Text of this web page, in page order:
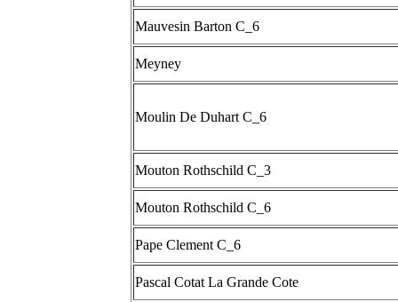
Mauvesin Barton C_6
Meyney
Moulin De Duhart C_6
Mouton Rothschild C_3
Mouton Rothschild C_6
Pape Clement C_6
Pascal Cotat La Grande Cote